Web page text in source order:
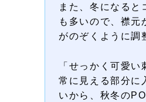
また、冬になると
も多いので、襟元
がのぞくように調
「せっかく可愛い
常に見える部分に
いから、 秋冬の